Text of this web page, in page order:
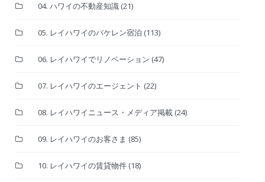
04. ハワイの不動産知識 (21)
05. レイハワイのバケレン宿泊 (113)
06. レイハワイでリノベーション (47)
07. レイハワイのエージェント (22)
08. レイハワイニュース・メディア掲載 (24)
09. レイハワイのお客さま (85)
10. レイハワイの賃貸物件 (18)